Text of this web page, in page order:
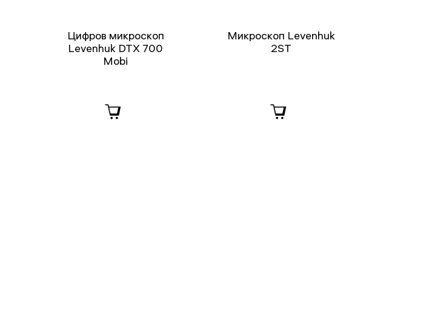
Цифров микроскоп
Levenhuk DTX 700
Mobi
Микроскоп Levenhuk
2ST